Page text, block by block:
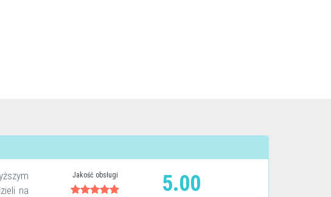
na
Jakość obsługi 5.00